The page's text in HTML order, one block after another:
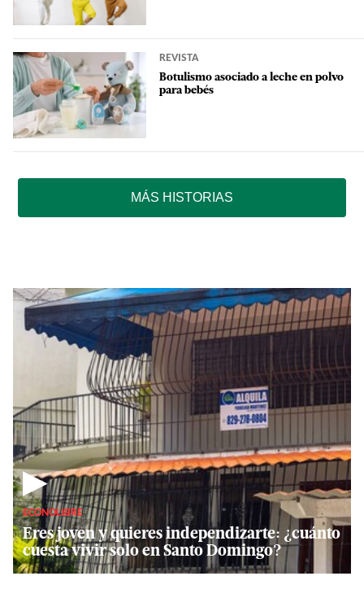
REVISTA
Botulismo asociado a leche en polvo
para bebés
MÁS HISTORIAS
▶
ECONOLIBRE
Eres joven y quieres independizarte: ¿cuánto
cuesta vivir solo en Santo Domingo?